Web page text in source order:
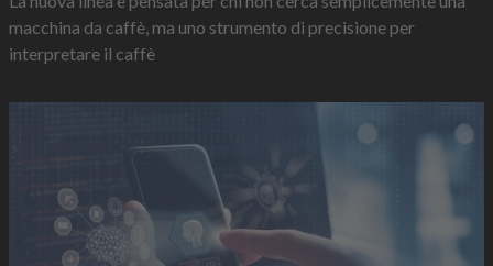
macchina da caffè, ma uno strumento di precisione per
interpretare il caffè